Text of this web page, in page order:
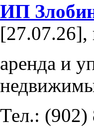
ИП
[27.07.26],
аренда и
Тел.: (902)